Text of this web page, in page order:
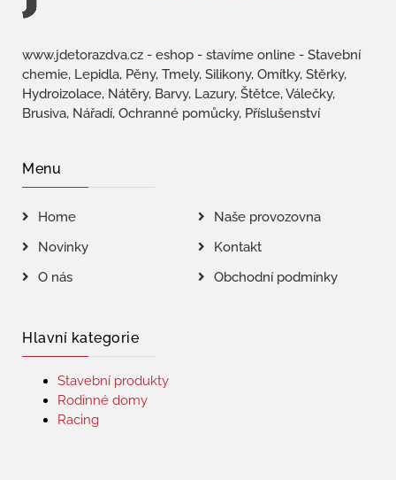
www.jdetorazdva.cz - eshop - stavíme online - Stavební
chemie, Lepidla, Pěny, Tmely, Silikony, Omítky, Stěrky,
Hydroizolace, Nátěry, Barvy, Lazury, Štětce, Válečky,
Brusiva, Nářadí, Ochranné pomůcky, Příslušenství
Menu
Home
Naše provozovna
Novinky
Kontakt
O nás
Obchodní podmínky
Hlavní kategorie
Stavební produkty
Rodinné domy
Racing